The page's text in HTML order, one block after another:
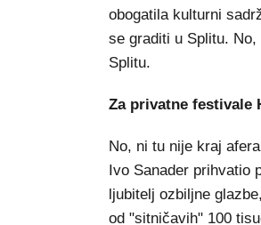
obogatila kulturni
se graditi u Splitu.
Splitu.
Za privatne festivale
No, ni tu nije kraj
Ivo Sanader prihvatio
ljubitelj ozbiljne
od "sitničavih" 100